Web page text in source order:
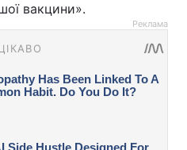
вакцини».
Реклама